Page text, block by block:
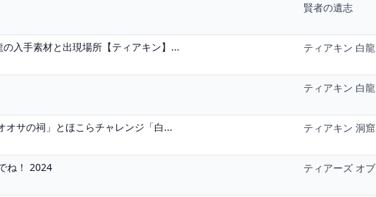
賢者の遺志
入手素材と出現場所【ティアキン】...
ティアキン 白龍
ティアキン 白龍
オサの祠」とほこらチャレンジ「白...
ティアキン 洞窟
ね！ 2024
ティアーズ オブ